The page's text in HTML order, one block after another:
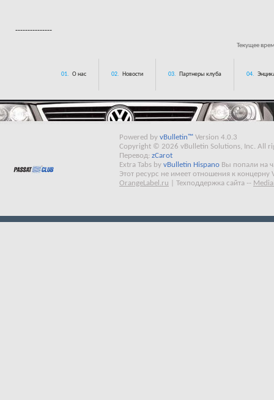
---------------
Текущее
01. О нас 02. Новости 03. Партнеры клуба 04.
Powered by vBulletin™ Version 4.0.3
Copyright © 2026 vBulletin Solutions, Inc. All
Перевод: zCarot
Extra Tabs by vBulletin Hispano Вы попали на
Этот ресурс не имеет отношения к концерну
OrangeLabel.ru
Техподдержка сайта --